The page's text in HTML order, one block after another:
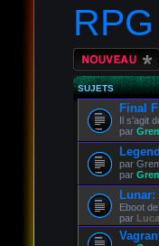
RPG
Écrire un nouveau
sujet
SUJETS
Final
Il s'agit
par
par
par
Lunar:
Eboot
par Luca